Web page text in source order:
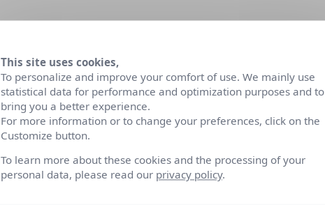
This site uses cookies,
To personalize and improve your comfort of use. We mainly use
statistical data for performance and optimization purposes and to
bring you a better experience.
For more information or to change your preferences, click on the
Customize button.
To learn more about these cookies and the processing of your
personal data, please read our privacy policy.